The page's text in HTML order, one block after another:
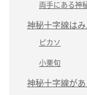
両手にある神
神秘十字線は
ピカソ
小栗旬
神秘十字線が